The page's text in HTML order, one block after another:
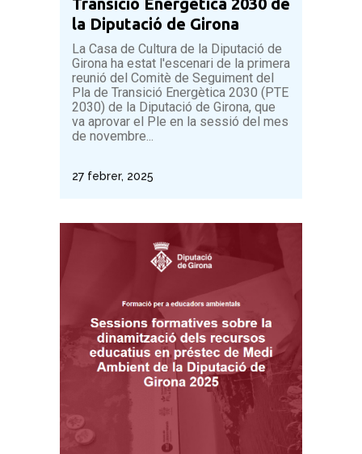
la Diputació de Girona
La Casa de Cultura de la Diputació de
Girona ha estat l'escenari de la primera
reunió del Comitè de Seguiment del
Pla de Transició Energètica 2030 (PTE
2030) de la Diputació de Girona, que
va aprovar el Ple en la sessió del mes
de novembre...
27 febrer, 2025